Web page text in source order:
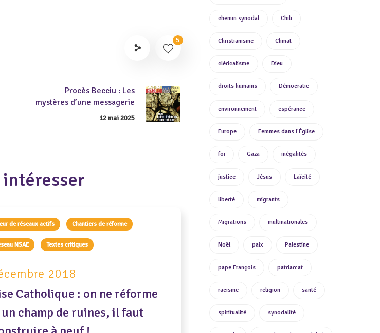
5
Procès Becciu : Les
mystères d’une messagerie
12 mai 2025
de réseaux actifs Chantiers de réforme
NSAE Textes critiques
2018
Catholique : on ne réforme
un champ de ruines, il faut
chemin synodal Chili
Christianisme Climat
cléricalisme Dieu
droits humains Démocratie
environnement espérance
Europe Femmes dans l'Église
foi Gaza inégalités
justice Jésus Laïcité
liberté migrants
Migrations multinationales
Noël paix Palestine
pape François patriarcat
racisme religion santé
spiritualité synodalité